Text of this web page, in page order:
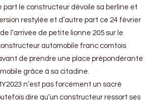
part le constructeur dévoile sa berline et
restylée et d’autre part ce 24 février
l’arrivée de petite lionne 205 sur le
automobile franc comtois
de prendre une place prépondérante
grâce à sa citadine.
n’est pas forcément un sacré
dire qu’un constructeur ressort ses